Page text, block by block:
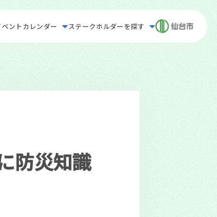
ベントカレンダー ステークホルダーを探す
防災知識